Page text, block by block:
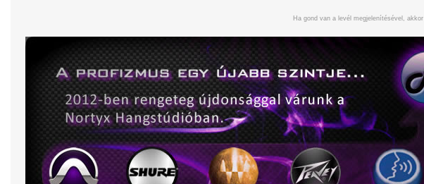
Ha gond van a levél megjelenítésével, akkor